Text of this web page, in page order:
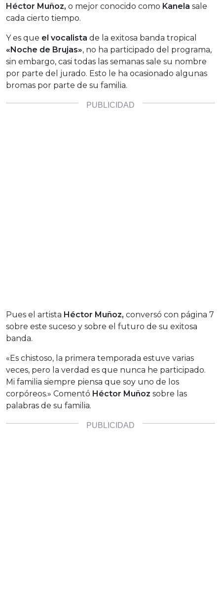
Héctor Muñoz, o mejor conocido como Kanela sale
cada cierto tiempo.
Y es que el vocalista de la exitosa banda tropical
«Noche de Brujas», no ha participado del programa,
sin embargo, casi todas las semanas sale su nombre
por parte del jurado. Esto le ha ocasionado algunas
bromas por parte de su familia.
Pues el artista Héctor Muñoz, conversó con página 7
sobre este suceso y sobre el futuro de su exitosa
banda.
«Es chistoso, la primera temporada estuve varias
veces, pero la verdad es que nunca he participado.
Mi familia siempre piensa que soy uno de los
corpóreos.» Comentó Héctor Muñoz sobre las
palabras de su familia.